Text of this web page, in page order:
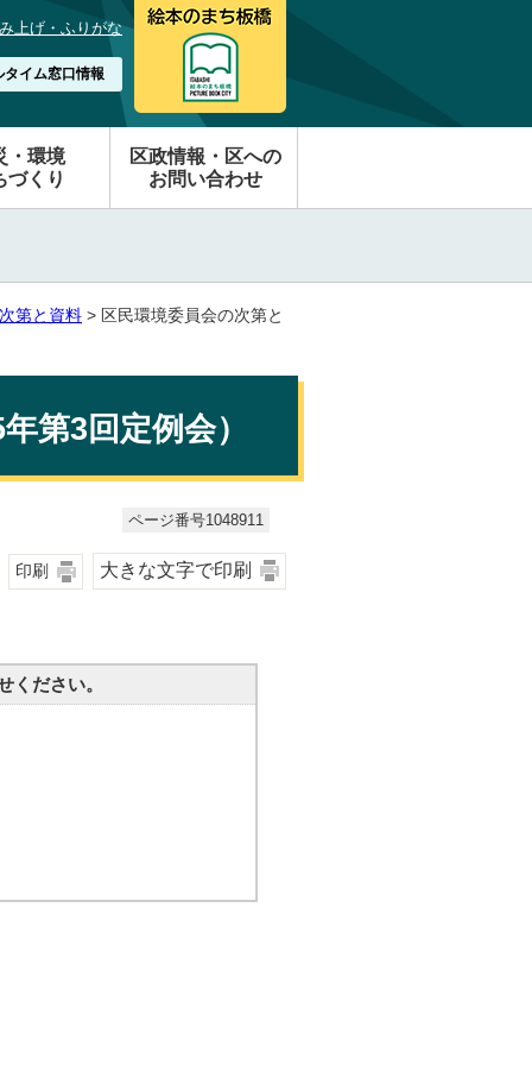
上げ・ふりがな
タイム窓口情報
・環境
づくり
区政情報・区への
お問い合わせ
第と資料 > 区民環境委員会の次第と
第3回定例会）
ページ番号1048911
印刷 大きな文字で印刷
ください。